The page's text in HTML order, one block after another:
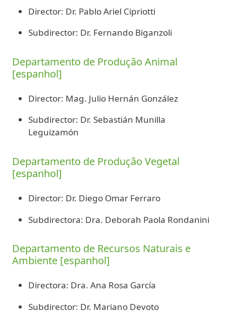
Director: Dr. Pablo Ariel Cipriotti
Subdirector: Dr. Fernando Biganzoli
Departamento de Produção Animal
[espanhol]
Director: Mag. Julio Hernán González
Subdirector: Dr. Sebastián Munilla
Leguizamón
Departamento de Produção Vegetal
[espanhol]
Director: Dr. Diego Omar Ferraro
Subdirectora: Dra. Deborah Paola Rondanini
Departamento de Recursos Naturais e
Ambiente [espanhol]
Directora: Dra. Ana Rosa García
Subdirector: Dr. Mariano Devoto